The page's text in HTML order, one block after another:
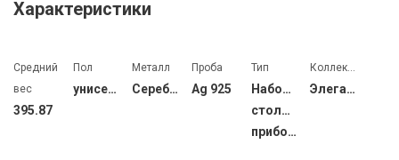
Характеристики
Средний
вес
395.87
Пол
унисекс
Металл
Серебро
Проба
Ag 925
Тип
Наборы
столовых
приборов
Коллекция
Элегант